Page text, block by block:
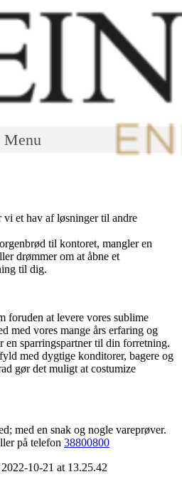
Menu
et hav af løsninger til andre
til kontoret, mangler en
drømmer om at åbne et
til dig.
foruden at levere vores sublime
med vores mange års erfaring og
en sparringspartner til din forretning.
med dygtige konditorer, bagere og
gør det muligt at costumize
med en snak og nogle vareprøver.
på telefon 38800800